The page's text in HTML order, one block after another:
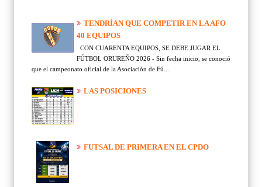
TENDRÍAN QUE COMPETIR EN LA AFO
40 EQUIPOS
CON CUARENTA EQUIPOS, SE DEBE JUGAR EL
FÚTBOL ORUREÑO 2026 - Sin fecha inicio, se conoció
que el campeonato oficial de la Asociación de Fú...
LAS POSICIONES
FUTSAL DE PRIMERA EN EL CPDO